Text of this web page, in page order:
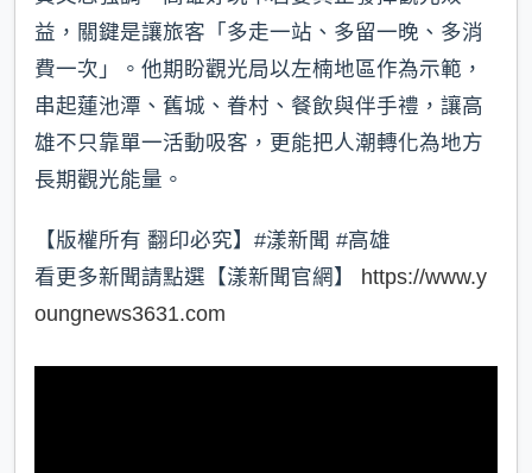
益，關鍵是讓旅客「多走一站、多留一晚、多消
費一次」。他期盼觀光局以左楠地區作為示範，
串起蓮池潭、舊城、眷村、餐飲與伴手禮，讓高
雄不只靠單一活動吸客，更能把人潮轉化為地方
長期觀光能量。
【版權所有 翻印必究】#漾新聞 #高雄
看更多新聞請點選【漾新聞官網】 https://www.y
oungnews3631.com